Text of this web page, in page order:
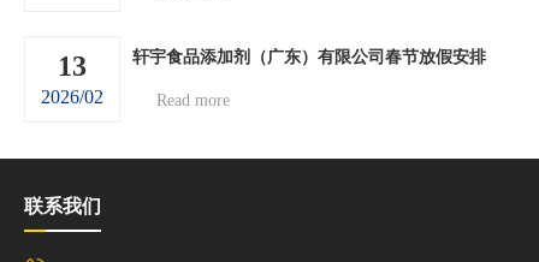
13
2026/02
轩宇食品添加剂（广东）有限公司春节放假安排
Read more
联系我们